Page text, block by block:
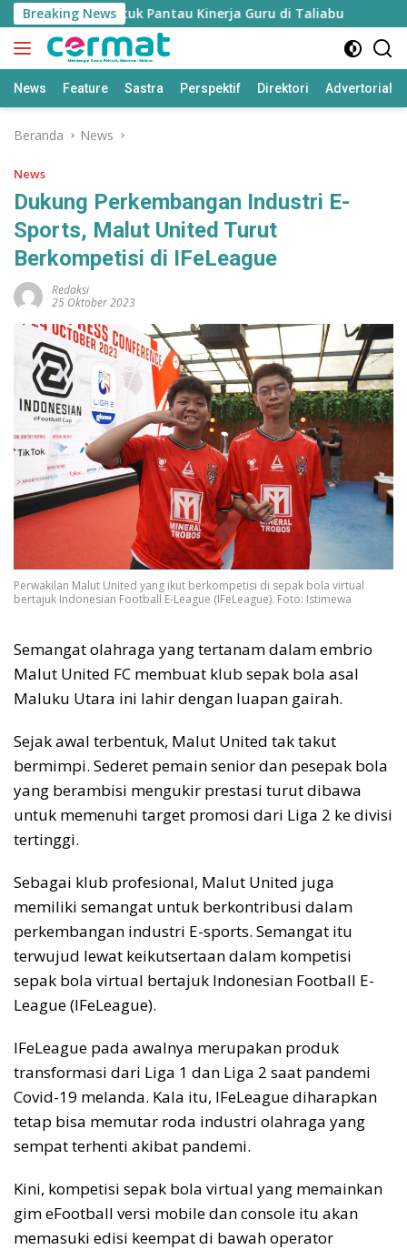
Langsung
ke
konten
Breaking News
Disiapkan untuk Pantau Kinerja Guru di Taliabu
News Feature Sastra Perspektif Direktori Advertorial
Beranda News
News
Dukung Perkembangan Industri E-
Sports, Malut United Turut
Berkompetisi di IFeLeague
Redaksi
25 Oktober 2023
Perwakilan Malut United yang ikut berkompetisi di sepak bola virtual
bertajuk Indonesian Football E-League (IFeLeague). Foto: Istimewa
Semangat olahraga yang tertanam dalam embrio
Malut United FC membuat klub sepak bola asal
Maluku Utara ini lahir dengan luapan gairah.
Sejak awal terbentuk, Malut United tak takut
bermimpi. Sederet pemain senior dan pesepak bola
yang berambisi mengukir prestasi turut dibawa
untuk memenuhi target promosi dari Liga 2 ke divisi
tertinggi.
Sebagai klub profesional, Malut United juga
memiliki semangat untuk berkontribusi dalam
perkembangan industri E-sports. Semangat itu
terwujud lewat keikutsertaan dalam kompetisi
sepak bola virtual bertajuk Indonesian Football E-
League (IFeLeague).
IFeLeague pada awalnya merupakan produk
transformasi dari Liga 1 dan Liga 2 saat pandemi
Covid-19 melanda. Kala itu, IFeLeague diharapkan
tetap bisa memutar roda industri olahraga yang
sempat terhenti akibat pandemi.
Kini, kompetisi sepak bola virtual yang memainkan
gim eFootball versi mobile dan console itu akan
memasuki edisi keempat di bawah operator